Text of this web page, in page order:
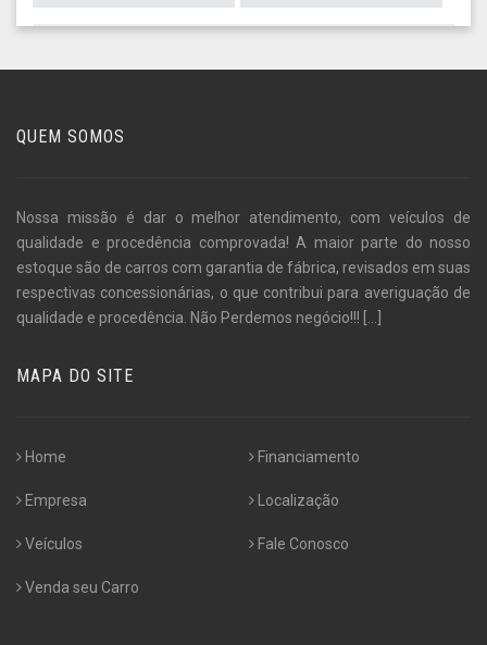
QUEM SOMOS
Nossa missão é dar o melhor atendimento, com veículos de
qualidade e procedência comprovada! A maior parte do nosso
estoque são de carros com garantia de fábrica, revisados em suas
respectivas concessionárias, o que contribui para averiguação de
qualidade e procedência. Não Perdemos negócio!!!
MAPA DO SITE
Home
Empresa
Veículos
Venda seu Carro
Financiamento
Localização
Fale Conosco